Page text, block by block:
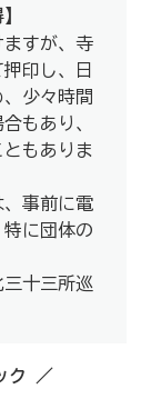
すが、寺
印し、日
少々時間
もあり、
もありま
、事前に電
に団体の
十三所巡
ク ／